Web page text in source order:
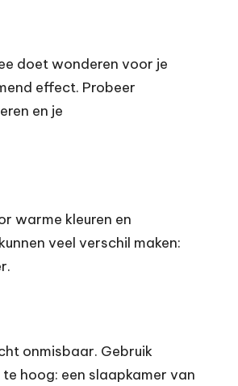
doet wonderen voor je
effect. Probeer
en je
warme kleuren en
veel verschil maken:
onmisbaar. Gebruik
hoog: een slaapkamer van